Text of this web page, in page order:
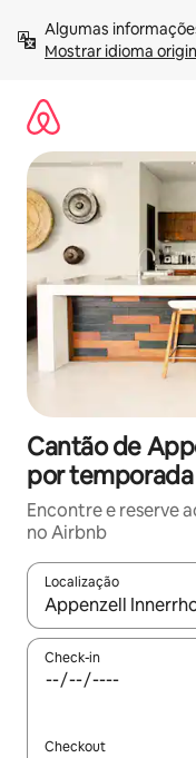
para
Mostrar idioma
Cantão de
por
Encontre e reserve
no Airbnb
Localização
Quando os
Check-in
Checkout